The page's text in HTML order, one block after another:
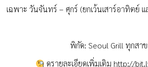
เฉพาะ วันจันทร์ – ศุกร์ (ยกเว้นเสาร์อาทิตย์
พิกัด: Seoul Grill ทุกสา
ดูรายละเอียดเพิ่มเติม http://